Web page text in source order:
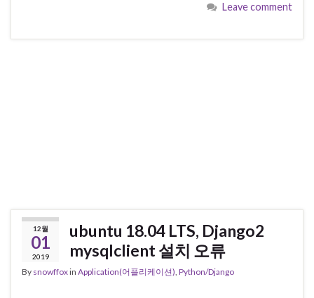
Leave comment
12월
01
2019
ubuntu 18.04 LTS, Django2
mysqlclient 설치 오류
By snowffoxin Application(어플리케이션), Python/Django